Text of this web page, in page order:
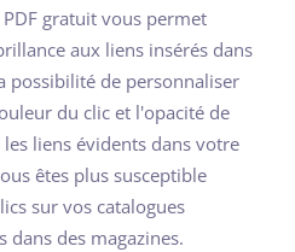
gratuit vous permet
aux liens insérés dans
possibilité de personnaliser
du clic et l'opacité de
liens évidents dans votre
êtes plus susceptible
sur vos catalogues
dans des magazines.